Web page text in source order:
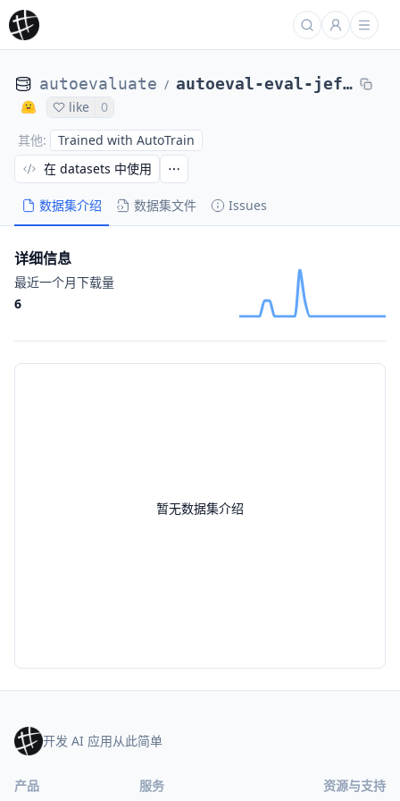
autoevaluate / autoeval-eval-jeffdshen__inverse_superglue_mixedp1-jeffdshen__inverse-63643c-1665558890
like
0
其他: Trained with AutoTrain
数据集介绍 数据集文件 Issues
在 datasets 中使用
暂无数据集介绍
详细信息
最近一个月下载量
6
开发 AI 应用从此简单
产品 服务 资源与支持